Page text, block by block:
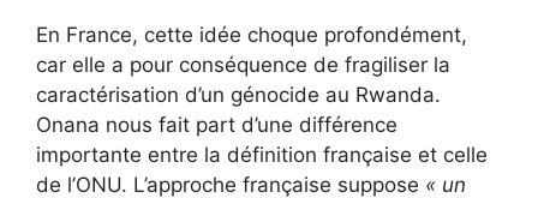
En France, cette idée choque profondément,
car elle a pour conséquence de fragiliser la
caractérisation d’un génocide au Rwanda.
Onana nous fait part d’une différence
importante entre la définition française et celle
de l’ONU. L’approche française suppose « un